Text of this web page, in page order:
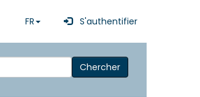
FR S'authentifier
Chercher